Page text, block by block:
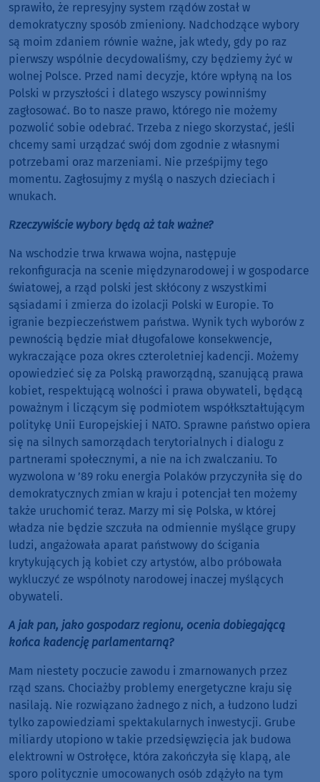
sprawiło, że represyjny system rządów został w
demokratyczny sposób zmieniony. Nadchodzące wybory
są moim zdaniem równie ważne, jak wtedy, gdy po raz
pierwszy wspólnie decydowaliśmy, czy będziemy żyć w
wolnej Polsce. Przed nami decyzje, które wpłyną na los
Polski w przyszłości i dlatego wszyscy powinniśmy
zagłosować. Bo to nasze prawo, którego nie możemy
pozwolić sobie odebrać. Trzeba z niego skorzystać, jeśli
chcemy sami urządzać swój dom zgodnie z własnymi
potrzebami oraz marzeniami. Nie prześpijmy tego
momentu. Zagłosujmy z myślą o naszych dzieciach i
wnukach.
Rzeczywiście wybory będą aż tak ważne?
Na wschodzie trwa krwawa wojna, następuje
rekonfiguracja na scenie międzynarodowej i w gospodarce
światowej, a rząd polski jest skłócony z wszystkimi
sąsiadami i zmierza do izolacji Polski w Europie. To
igranie bezpieczeństwem państwa. Wynik tych wyborów z
pewnością będzie miał długofalowe konsekwencje,
wykraczające poza okres czteroletniej kadencji. Możemy
opowiedzieć się za Polską praworządną, szanującą prawa
kobiet, respektującą wolności i prawa obywateli, będącą
poważnym i liczącym się podmiotem współkształtującym
politykę Unii Europejskiej i NATO. Sprawne państwo opiera
się na silnych samorządach terytorialnych i dialogu z
partnerami społecznymi, a nie na ich zwalczaniu. To
wyzwolona w ’89 roku energia Polaków przyczyniła się do
demokratycznych zmian w kraju i potencjał ten możemy
także uruchomić teraz. Marzy mi się Polska, w której
władza nie będzie szczuła na odmiennie myślące grupy
ludzi, angażowała aparat państwowy do ścigania
krytykujących ją kobiet czy artystów, albo próbowała
wykluczyć ze wspólnoty narodowej inaczej myślących
obywateli.
A jak pan, jako gospodarz regionu, ocenia dobiegającą
końca kadencję parlamentarną?
Mam niestety poczucie zawodu i zmarnowanych przez
rząd szans. Chociażby problemy energetyczne kraju się
nasilają. Nie rozwiązano żadnego z nich, a łudzono ludzi
tylko zapowiedziami spektakularnych inwestycji. Grube
miliardy utopiono w takie przedsięwzięcia jak budowa
elektrowni w Ostrołęce, która zakończyła się klapą, ale
sporo politycznie umocowanych osób zdążyło na tym